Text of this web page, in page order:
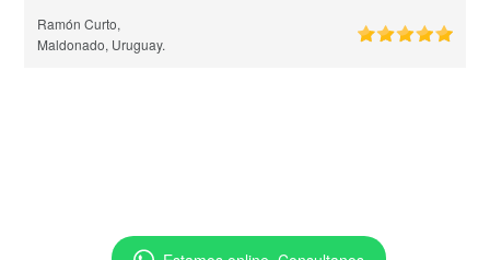
Ramón Curto,
Maldonado, Uruguay.